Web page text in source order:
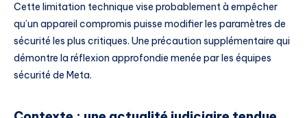
Cette limitation technique vise probablement à empêcher
qu’un appareil compromis puisse modifier les paramètres de
sécurité les plus critiques. Une précaution supplémentaire qui
démontre la réflexion approfondie menée par les équipes
sécurité de Meta.